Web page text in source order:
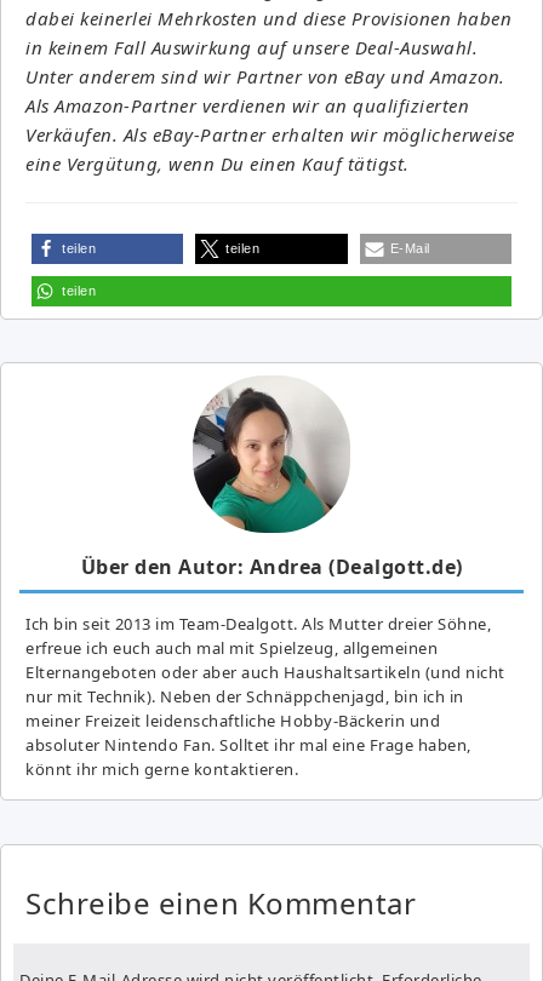
dabei keinerlei Mehrkosten und diese Provisionen haben
in keinem Fall Auswirkung auf unsere Deal-Auswahl.
Unter anderem sind wir Partner von eBay und Amazon.
Als Amazon-Partner verdienen wir an qualifizierten
Verkäufen. Als eBay-Partner erhalten wir möglicherweise
eine Vergütung, wenn Du einen Kauf tätigst.
teilen teilen E-Mail
teilen
Über den Autor: Andrea (Dealgott.de)
Ich bin seit 2013 im Team-Dealgott. Als Mutter dreier Söhne,
erfreue ich euch auch mal mit Spielzeug, allgemeinen
Elternangeboten oder aber auch Haushaltsartikeln (und nicht
nur mit Technik). Neben der Schnäppchenjagd, bin ich in
meiner Freizeit leidenschaftliche Hobby-Bäckerin und
absoluter Nintendo Fan. Solltet ihr mal eine Frage haben,
könnt ihr mich gerne kontaktieren.
Schreibe einen Kommentar